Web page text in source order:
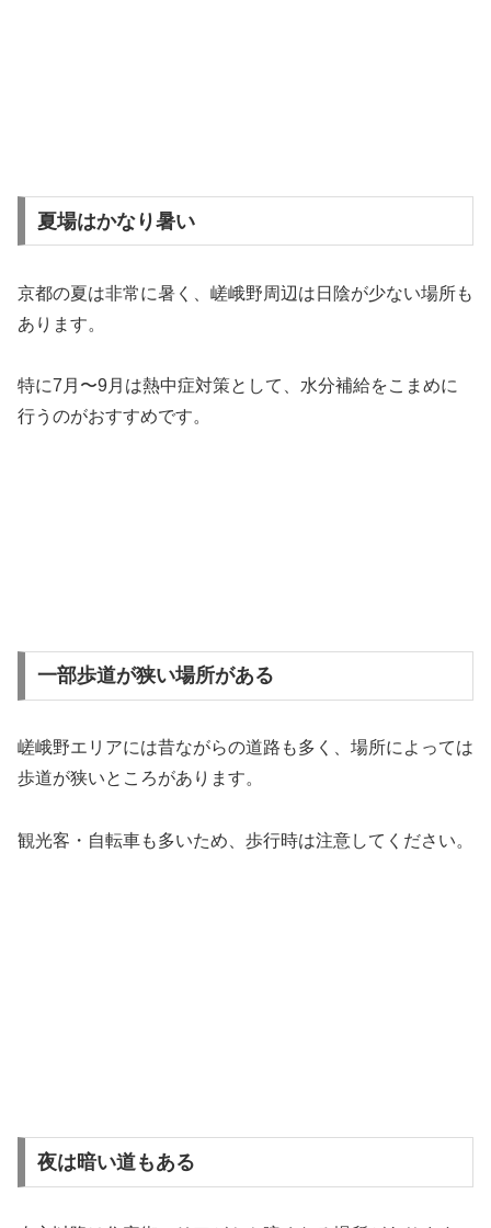
夏場はかなり暑い
京都の夏は非常に暑く、嵯峨野周辺は日陰が少ない場所も
あります。
特に7月〜9月は熱中症対策として、水分補給をこまめに
行うのがおすすめです。
一部歩道が狭い場所がある
嵯峨野エリアには昔ながらの道路も多く、場所によっては
歩道が狭いところがあります。
観光客・自転車も多いため、歩行時は注意してください。
夜は暗い道もある